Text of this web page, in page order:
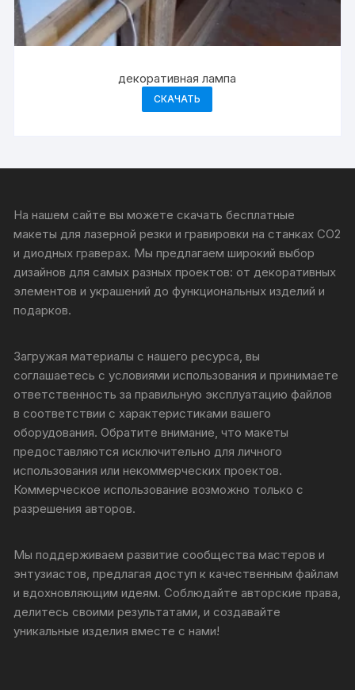
декоративная лампа
СКАЧАТЬ
На нашем сайте вы можете скачать бесплатные
макеты для лазерной резки и гравировки на станках CO2
и диодных граверах. Мы предлагаем широкий выбор
дизайнов для самых разных проектов: от декоративных
элементов и украшений до функциональных изделий и
подарков.
Загружая материалы с нашего ресурса, вы
соглашаетесь с условиями использования и принимаете
ответственность за правильную эксплуатацию файлов
в соответствии с характеристиками вашего
оборудования. Обратите внимание, что макеты
предоставляются исключительно для личного
использования или некоммерческих проектов.
Коммерческое использование возможно только с
разрешения авторов.
Мы поддерживаем развитие сообщества мастеров и
энтузиастов, предлагая доступ к качественным файлам
и вдохновляющим идеям. Соблюдайте авторские права,
делитесь своими результатами, и создавайте
уникальные изделия вместе с нами!